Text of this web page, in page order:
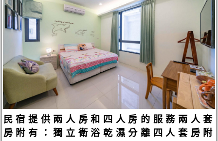
民宿提供兩人房和四人房的服務兩人套
房附有：獨立衛浴乾濕分離四人套房附